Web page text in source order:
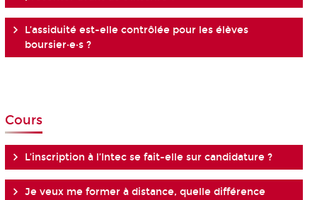
L’assiduité est-elle contrôlée pour les élèves
boursier·e·s ?
Cours
L’inscription à l’Intec se fait-elle sur candidature ?
Je veux me former à distance, quelle différence